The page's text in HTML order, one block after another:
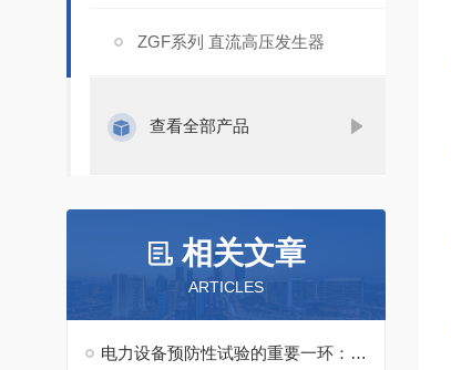
ZGF系列 直流高压发生器
查看全部产品
相关文章
ARTICLES
电力设备预防性试验的重要一环：解读绝缘油介质损耗因数测定